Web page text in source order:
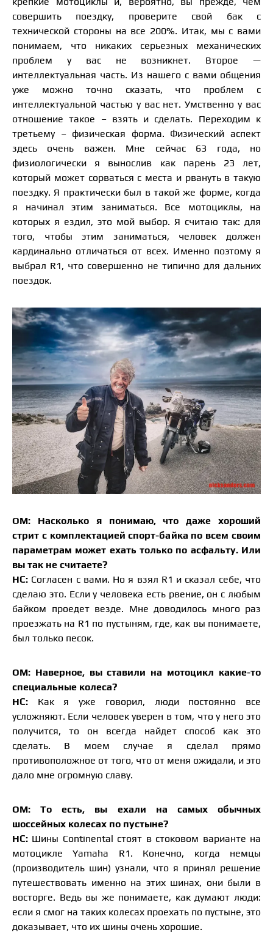
совершить поездку, проверите свой бак с
технической стороны на все 200%. Итак, мы с вами
понимаем, что никаких серьезных механических
проблем у вас не возникнет. Второе —
интеллектуальная часть. Из нашего с вами общения
уже можно точно сказать, что проблем с
интеллектуальной частью у вас нет. Умственно у вас
отношение такое – взять и сделать. Переходим к
третьему – физическая форма. Физический аспект
здесь очень важен. Мне сейчас 63 года, но
физиологически я вынослив как парень 23 лет,
который может сорваться с места и рвануть в такую
поездку. Я практически был в такой же форме, когда
я начинал этим заниматься. Все мотоциклы, на
которых я ездил, это мой выбор. Я считаю так: для
того, чтобы этим заниматься, человек должен
кардинально отличаться от всех. Именно поэтому я
выбрал R1, что совершенно не типично для дальних
поездок.
ОМ: Насколько я понимаю, что даже хороший
стрит с комплектацией спорт-байка по всем своим
параметрам может ехать только по асфальту. Или
вы так не считаете?
НС: Согласен с вами. Но я взял R1 и сказал себе, что
сделаю это. Если у человека есть рвение, он с любым
байком проедет везде. Мне доводилось много раз
проезжать на R1 по пустыням, где, как вы понимаете,
был только песок.
ОМ: Наверное, вы ставили на мотоцикл какие-то
специальные колеса?
НС: Как я уже говорил, люди постоянно все
усложняют. Если человек уверен в том, что у него это
получится, то он всегда найдет способ как это
сделать. В моем случае я сделал прямо
противоположное от того, что от меня ожидали, и это
дало мне огромную славу.
ОМ: То есть, вы ехали на самых обычных
шоссейных колесах по пустыне?
НС: Шины Continental стоят в стоковом варианте на
мотоцикле Yamaha R1. Конечно, когда немцы
(производитель шин) узнали, что я принял решение
путешествовать именно на этих шинах, они были в
восторге. Ведь вы же понимаете, как думают люди:
если я смог на таких колесах проехать по пустыне, это
доказывает, что их шины очень хорошие.